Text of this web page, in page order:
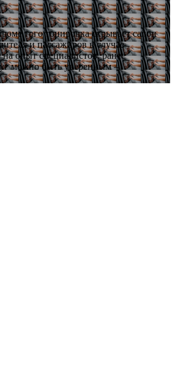
того тонировка скрывает салон
и пассажиров в случае
опыт специалистов, ранее
можно быть уверенным –